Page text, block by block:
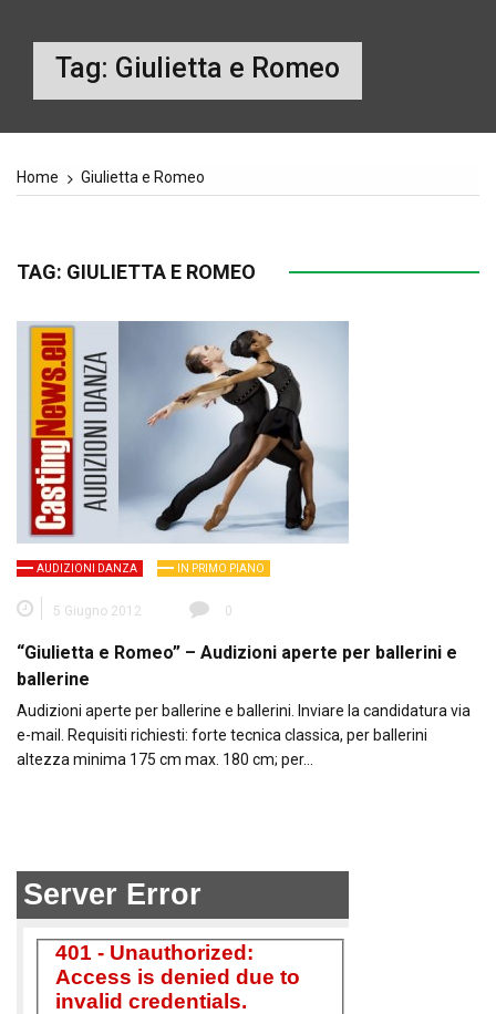
Tag: Giulietta e Romeo
Home Giulietta e Romeo
TAG: GIULIETTA E ROMEO
AUDIZIONI DANZA IN PRIMO PIANO
5 Giugno 2012 0
“Giulietta e Romeo” – Audizioni aperte per ballerini e
ballerine
Audizioni aperte per ballerine e ballerini. Inviare la candidatura via
e-mail. Requisiti richiesti: forte tecnica classica, per ballerini
altezza minima 175 cm max. 180 cm; per…